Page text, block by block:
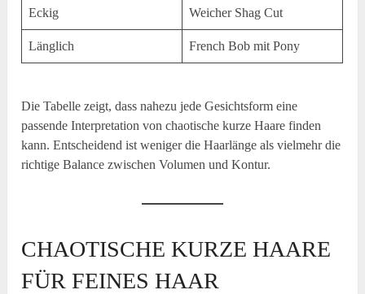
Eckig Weicher Shag Cut
Länglich French Bob mit Pony
Die Tabelle zeigt, dass nahezu jede Gesichtsform eine
passende Interpretation von chaotische kurze Haare finden
kann. Entscheidend ist weniger die Haarlänge als vielmehr die
richtige Balance zwischen Volumen und Kontur.
CHAOTISCHE KURZE HAARE
FÜR FEINES HAAR